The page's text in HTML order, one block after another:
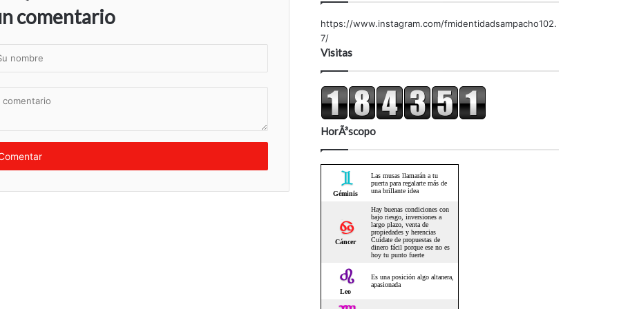
comentario
https://www.instagram.com/fmidentidadsampacho102.
7/
Visitas
HorÃ³scopo